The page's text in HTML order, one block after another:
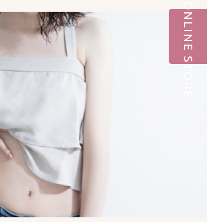
ONLINE STORE